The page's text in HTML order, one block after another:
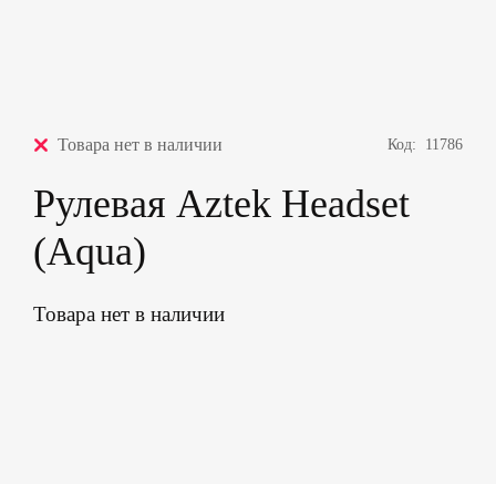
Товара нет в наличии Код: 11786
Рулевая Aztek Headset
(Aqua)
Товара нет в наличии